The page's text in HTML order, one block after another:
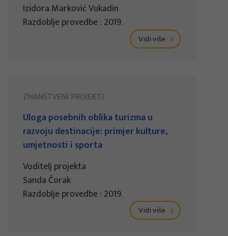
Izidora Marković Vukadin
Razdoblje provedbe : 2019.
Vidi više
ZNANSTVENI PROJEKTI
Uloga posebnih oblika turizma u
razvoju destinacije: primjer kulture,
umjetnosti i sporta
Voditelj projekta
Sanda Čorak
Razdoblje provedbe : 2019.
Vidi više